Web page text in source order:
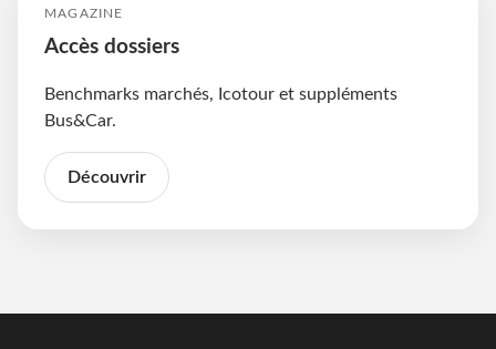
MAGAZINE
Accès dossiers
Benchmarks marchés, Icotour et suppléments
Bus&Car.
Découvrir